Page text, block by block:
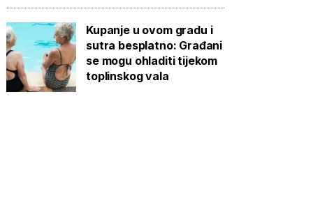
Kupanje u ovom gradu i
sutra besplatno: Građani
se mogu ohladiti tijekom
toplinskog vala